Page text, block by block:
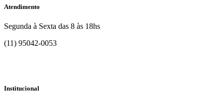
Atendimento
Segunda à Sexta das 8 às 18hs
(11) 95042-0053
Institucional